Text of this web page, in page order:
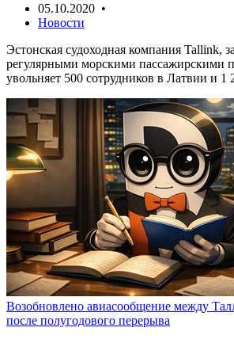
05.10.2020 •
Новости
Эстонская судоходная компания Tallink,
регулярными морскими пассажирскими
увольняет 500 сотрудников в Латвии и 1
Возобновлено авиасообщение между
после полугодового перерыва